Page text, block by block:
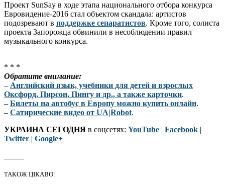
Проект SunSay в ходе этапа национального отбора конкурса
Евровидение-2016 стал объектом скандала: артистов
подозревают в поддержке сепаратистов. Кроме того, солиста
проекта Запорожца обвинили в несоблюдении правил
музыкального конкурса.
* * *
Обратите внимание:
– Английский язык, учебники для детей и взрослых
Оксфорд, Пирсон, Пингу и др., а также карточки.
– Билеты на автобус в Европу можно купить онлайн.
– Сатирические видео от UA|Robot.
УКРАИНА СЕГОДНЯ в соцсетях: YouTube | Facebook |
Twitter | Google+
ТАКОЖ ЦІКАВО: